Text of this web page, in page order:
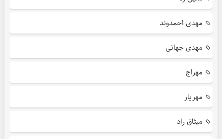
مهدی احمدوند
مهدی جهانی
مهراج
مهریار
میثاق راد